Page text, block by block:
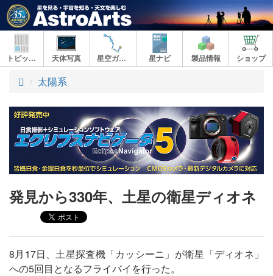
トピックス 天体写真 星空ガイド 星ナビ 製品情報 ショップ
ト
プ
太陽系
発見から330年、土星の衛星ディオネ
8月17日、土星探査機「カッシーニ」が衛星「ディオネ」
への5回目となるフライバイを行った。